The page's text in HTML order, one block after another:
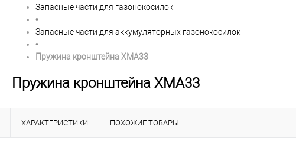
Запасные части для газонокосилок
•
Запасные части для аккумуляторных газонокосилок
•
Пружина кронштейна XMA33
Пружина кронштейна XMA33
ХАРАКТЕРИСТИКИ ПОХОЖИЕ ТОВАРЫ